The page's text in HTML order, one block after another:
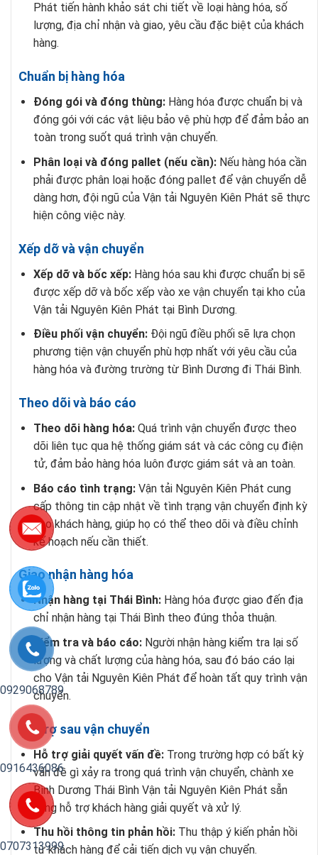
Phát tiến hành khảo sát chi tiết về loại hàng hóa, số
lượng, địa chỉ nhận và giao, yêu cầu đặc biệt của khách
hàng.
Chuẩn bị hàng hóa
Đóng gói và đóng thùng:Hàng hóa được chuẩn bị và
đóng gói với các vật liệu bảo vệ phù hợp để đảm bảo an
toàn trong suốt quá trình vận chuyển.
Phân loại và đóng pallet (nếu cần):Nếu hàng hóa cần
phải được phân loại hoặc đóng pallet để vận chuyển dễ
dàng hơn, đội ngũ của Vận tải Nguyên Kiên Phát sẽ thực
hiện công việc này.
Xếp dỡ và vận chuyển
Xếp dỡ và bốc xếp:Hàng hóa sau khi được chuẩn bị sẽ
được xếp dỡ và bốc xếp vào xe vận chuyển tại kho của
Vận tải Nguyên Kiên Phát tại Bình Dương.
Điều phối vận chuyển:Đội ngũ điều phối sẽ lựa chọn
phương tiện vận chuyển phù hợp nhất với yêu cầu của
hàng hóa và đường trường từ Bình Dương đi Thái Bình.
Theo dõi và báo cáo
Theo dõi hàng hóa:Quá trình vận chuyển được theo
dõi liên tục qua hệ thống giám sát và các công cụ điện
tử, đảm bảo hàng hóa luôn được giám sát và an toàn.
Báo cáo tình trạng:Vận tải Nguyên Kiên Phát cung
cấp thông tin cập nhật về tình trạng vận chuyển định kỳ
cho khách hàng, giúp họ có thể theo dõi và điều chỉnh
kế hoạch nếu cần thiết.
Giao nhận hàng hóa
Nhận hàng tại Thái Bình:Hàng hóa được giao đến địa
chỉ nhận hàng tại Thái Bình theo đúng thỏa thuận.
Kiểm tra và báo cáo:Người nhận hàng kiểm tra lại số
lượng và chất lượng của hàng hóa, sau đó báo cáo lại
cho Vận tải Nguyên Kiên Phát để hoàn tất quy trình vận
chuyển.
Hỗ trợ sau vận chuyển
Hỗ trợ giải quyết vấn đề:Trong trường hợp có bất kỳ
vấn đề gì xảy ra trong quá trình vận chuyển, chành xe
Bình Dương Thái Bình Vận tải Nguyên Kiên Phát sẵn
sàng hỗ trợ khách hàng giải quyết và xử lý.
Thu hồi thông tin phản hồi:Thu thập ý kiến phản hồi
từ khách hàng để cải tiến dịch vụ vận chuyển.
0929068789
0916436086
0707313999